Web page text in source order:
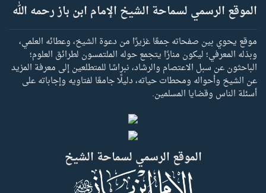
الموقع الرسمي لسماحة الشيخ الإمام ابن باز رحمه الله
موقع يحوي بين صفحاته جمعًا غزيرًا من دعوة الشيخ، وعطائه العلمي،
وبذله المعرفي؛ ليكون منارًا يتجمع حوله الملتمسون لطرائق العلوم؛
الباحثون عن سبل الاعتصام والرشاد، نبراسًا للمتطلعين إلى معرفة المزيد
عن الشيخ وأحواله ومحطات حياته، دليلًا جامعًا لفتاويه وإجاباته على
أسئلة الناس وقضايا المسلمين.
الموقع الرسمي لسماحة الشيخ